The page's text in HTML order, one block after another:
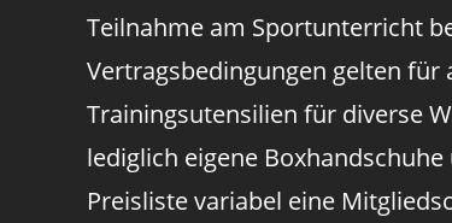
Teilnahme am Sportunterricht
Vertragsbedingungen gelten für
Trainingsutensilien für diverse
lediglich eigene
Preisliste variabel eine